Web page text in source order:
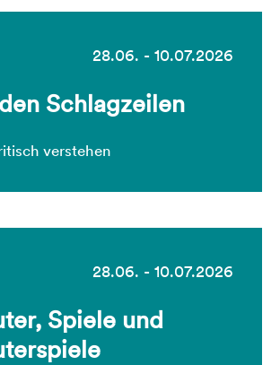
28.06. - 10.07.2026
Schlagzeilen
verstehen
28.06. - 10.07.2026
Spiele und